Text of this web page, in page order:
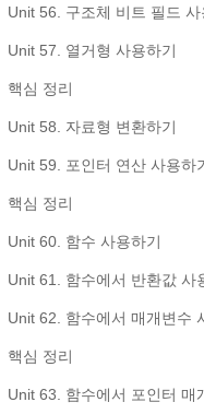
Unit 56. 구조체 비트 필드 사
Unit 57. 열거형 사용하기
핵심 정리
Unit 58. 자료형 변환하기
Unit 59. 포인터 연산 사용하
핵심 정리
Unit 60. 함수 사용하기
Unit 61. 함수에서 반환값 사
Unit 62. 함수에서 매개변수
핵심 정리
Unit 63. 함수에서 포인터 매